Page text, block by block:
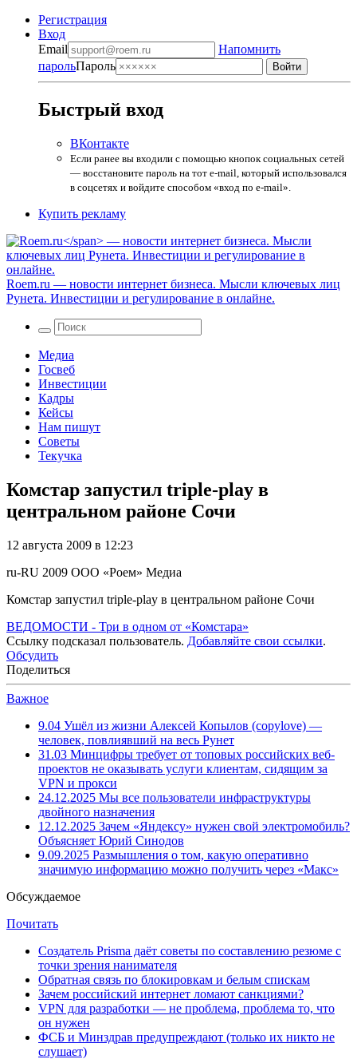
Регистрация
Вход
Email
Напомнить
парольПароль
Быстрый вход
ВКонтакте
Если ранее вы входили с помощью кнопок социальных сетей
— восстановите пароль на тот e-mail, который использовался
в соцсетях и войдите способом «вход по e-mail».
Купить рекламу
Roem.ru — новости интернет бизнеса. Мысли ключевых лиц
Рунета. Инвестиции и регулирование в онлайне.
Медиа
Госвеб
Инвестиции
Кадры
Кейсы
Нам пишут
Советы
Текучка
Комстар запустил triple-play в
центральном районе Сочи
12 августа 2009 в 12:23
ru-RU 2009 ООО «Роем» Медиа
Комстар запустил triple-play в центральном районе Сочи
ВЕДОМОСТИ - Три в одном от «Комстара»
Ссылку подсказал пользователь. Добавляйте свои ссылки.
Обсудить
Поделиться
Важное
9.04 Ушёл из жизни Алексей Копылов (copylove) —
человек, повлиявший на весь Рунет
31.03 Минцифры требует от топовых российских веб-
проектов не оказывать услуги клиентам, сидящим за
VPN и прокси
24.12.2025 Мы все пользователи инфраструктуры
двойного назначения
12.12.2025 Зачем «Яндексу» нужен свой электромобиль?
Объясняет Юрий Синодов
9.09.2025 Размышления о том, какую оперативно
значимую информацию можно получить через «Макс»
Обсуждаемое
Почитать
Создатель Prisma даёт советы по составлению резюме с
точки зрения нанимателя
Обратная связь по блокировкам и белым спискам
Зачем российский интернет ломают санкциями?
VPN для разработки — не проблема, проблема то, что
он нужен
ФСБ и Минздрав предупреждают (только их никто не
слушает)